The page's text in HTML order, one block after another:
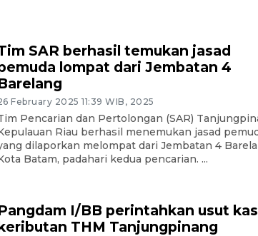
SAR berhasil temukan jasad
lompat dari Jembatan 4
February 2025 11:39 WIB, 2025
Pencarian dan Pertolongan (SAR)
Riau berhasil menemukan jasad
dilaporkan melompat dari Jembatan 4
Batam, padahari kedua pencarian. ...
I/BB perintahkan usut
THM Tanjungpinang